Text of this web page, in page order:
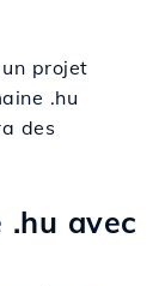
projet
.hu
des
avec